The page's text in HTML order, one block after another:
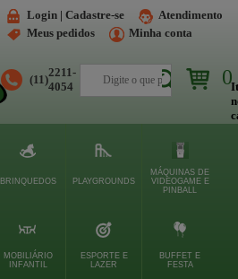
Login | Cadastre-se
Atendimento
Meus pedidos
Minha conta
(11)
2211-
4054
Buscar 0
BRINQUEDOS PLAYGROUNDS
MÁQUINAS DE
VIDEOGAME E
PINBALL
MOBILIÁRIO
INFANTIL
ESPORTE E
LAZER
BUFFET E
FESTA